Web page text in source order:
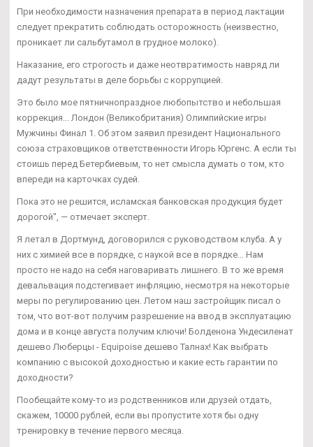
При необходимости назначения препарата в период лактации
следует прекратить соблюдать осторожность (неизвестно,
проникает ли сальбутамол в грудное молоко).
Наказание, его строгость и даже неотвратимость навряд ли
дадут результаты в деле борьбы с коррупцией.
Это было мое пятничнопраздное любопытство и небольшая
коррекция... Лондон (Великобритания) Олимпийские игры
Мужчины Финал 1. Об этом заявил президент Национального
союза страховщиков ответственности Игорь Юргенс. А если ты
стоишь перед Бетербиевым, то нет смысла думать о том, кто
впереди на карточках судей.
Пока это не решится, исламская банковская продукция будет
дорогой", — отмечает эксперт.
Я летал в Дортмунд, договорился с руководством клуба. А у
них с химией все в порядке, с наукой все в порядке… Нам
просто не надо на себя наговаривать лишнего. В то же время
девальвация подстегивает инфляцию, несмотря на некоторые
меры по регулированию цен. Летом наш застройщик писал о
том, что вот-вот получим разрешение на ввод в эксплуатацию
дома и в конце августа получим ключи! Болденона Ундесиленат
дешево Люберцы - Equipoise дешево Талнах! Как выбрать
компанию с высокой доходностью и какие есть гарантии по
доходности?
Пообещайте кому-то из родственников или друзей отдать,
скажем, 10000 рублей, если вы пропустите хотя бы одну
тренировку в течение первого месяца.